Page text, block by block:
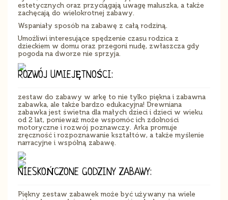
estetycznych oraz przyciągają uwagę maluszka, a także
zachęcają do wielokrotnej zabawy.
Wspaniały sposób na zabawę z całą rodziną.
Umożliwi interesujące spędzenie czasu rodzica z
dzieckiem w domu oraz przegoni nudę, zwłaszcza gdy
pogoda na dworze nie sprzyja.
ROZWÓJ UMIEJĘTNOŚCI:
zestaw do zabawy w arkę to nie tylko piękna i zabawna
zabawka, ale także bardzo edukacyjna! Drewniana
zabawka jest świetna dla małych dzieci i dzieci w wieku
od 2 lat, ponieważ może wspomóc ich zdolności
motoryczne i rozwój poznawczy. Arka promuje
zręczność i rozpoznawanie kształtów, a także myślenie
narracyjne i wspólną zabawę.
NIESKOŃCZONE GODZINY ZABAWY:
Piękny zestaw zabawek może być używany na wiele